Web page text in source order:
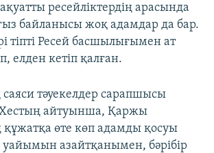
ресейліктердің арасында
байланысы жоқ адамдар да бар.
тіпті Ресей басшылығымен ат
елден кетіп қалған.
тәуекелдер сарапшысы
айтуынша, Қаржы
құжатқа өте көп адамды қосуы
уайымын азайтқанымен, бәрібір